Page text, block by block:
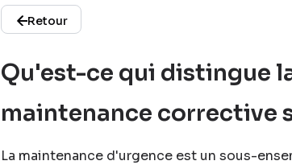
Retour
Qu'est-ce qui distingue
maintenance corrective
La maintenance d'urgence est un sous-